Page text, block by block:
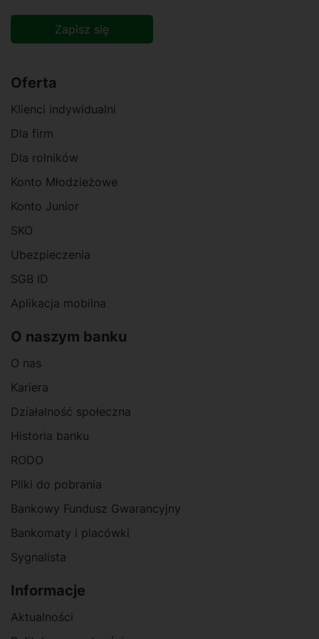
Zapisz się
Oferta
Klienci indywidualni
Dla firm
Dla rolników
Konto Młodzieżowe
Konto Junior
SKO
Ubezpieczenia
SGB ID
Aplikacja mobilna
O naszym banku
O nas
Kariera
Działalność społeczna
Historia banku
RODO
Pliki do pobrania
Bankowy Fundusz Gwarancyjny
Bankomaty i placówki
Sygnalista
Informacje
Aktualności